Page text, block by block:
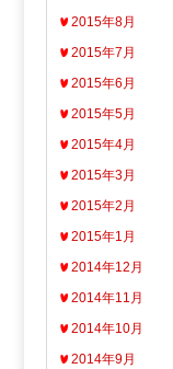
2015年8月
2015年7月
2015年6月
2015年5月
2015年4月
2015年3月
2015年2月
2015年1月
2014年12月
2014年11月
2014年10月
2014年9月